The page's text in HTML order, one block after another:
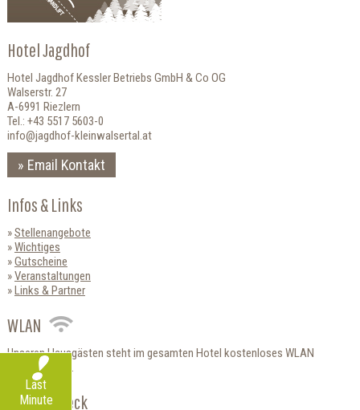
Hotel Jagdhof
Hotel Jagdhof Kessler Betriebs GmbH & Co OG
Walserstr. 27
A-6991 Riezlern
Tel.: +43 5517 5603-0
info@jagdhof-kleinwalsertal.at
Email Kontakt
Infos & Links
Stellenangebote
Wichtiges
Gutscheine
Veranstaltungen
Links & Partner
WLAN
Unseren Hausgästen steht im gesamten Hotel kostenloses WLAN
zur Verfügung.
HolidayCheck
Last
Minute